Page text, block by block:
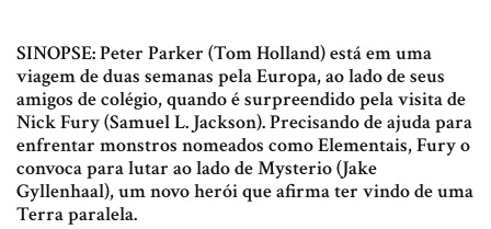
SINOPSE: Peter Parker (Tom Holland) está em uma
viagem de duas semanas pela Europa, ao lado de seus
amigos de colégio, quando é surpreendido pela visita de
Nick Fury (Samuel L. Jackson). Precisando de ajuda para
enfrentar monstros nomeados como Elementais, Fury o
convoca para lutar ao lado de Mysterio (Jake
Gyllenhaal), um novo herói que afirma ter vindo de uma
Terra paralela.